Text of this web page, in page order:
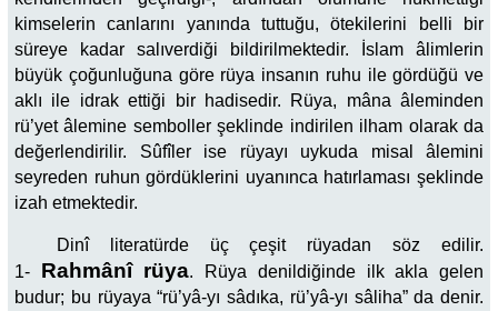
kimselerin canlarını yanında tuttuğu, ötekilerini belli bir
süreye kadar salıverdiği bildirilmektedir. İslam âlimlerin
büyük çoğunluğuna göre rüya insanın ruhu ile gördüğü ve
aklı ile idrak ettiği bir hadisedir. Rüya, mâna âleminden
rü’yet âlemine semboller şeklinde indirilen ilham olarak da
değerlendirilir. Sûfîler ise rüyayı uykuda misal âlemini
seyreden ruhun gördüklerini uyanınca hatırlaması şeklinde
izah etmektedir.
Dinî literatürde üç çeşit rüyadan söz edilir.
1- Rahmânî rüya. Rüya denildiğinde ilk akla gelen
budur; bu rüyaya “rü’yâ-yı sâdıka, rü’yâ-yı sâliha” da denir.